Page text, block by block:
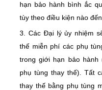
hạn bảo hành bình ắc
tùy theo điều kiện nào
3. Các Đại lý ủy nhiệm
thế miễn phí các phụ
trong giới hạn bảo hành
phụ tùng thay thế). Tất
thay thế bằng phụ tùng